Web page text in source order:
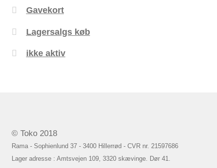
Gavekort
Lagersalgs køb
ikke aktiv
© Toko 2018
Rama - Sophienlund 37 - 3400 Hillerrød - CVR nr. 21597686
Lager adresse : Amtsvejen 109, 3320 skævinge. Dør 41.